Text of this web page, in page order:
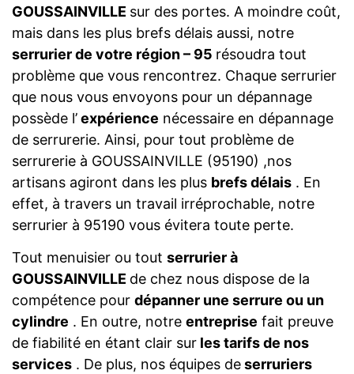
GOUSSAINVILLE sur des portes. A moindre coût,
mais dans les plus brefs délais aussi, notre
serrurier de votre région – 95 résoudra tout
problème que vous rencontrez. Chaque serrurier
que nous vous envoyons pour un dépannage
possède l’expérience nécessaire en dépannage
de serrurerie. Ainsi, pour tout problème de
serrurerie à GOUSSAINVILLE (95190) ,nos
artisans agiront dans les plus brefs délais . En
effet, à travers un travail irréprochable, notre
serrurier à 95190 vous évitera toute perte.
Tout menuisier ou tout serrurier à
GOUSSAINVILLE de chez nous dispose de la
compétence pour dépanner une serrure ou un
cylindre . En outre, notre entreprise fait preuve
de fiabilité en étant clair sur les tarifs de nos
services . De plus, nos équipes deserruriers